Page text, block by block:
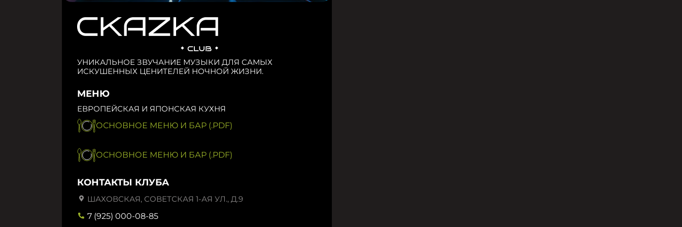
УНИКАЛЬНОЕ ЗВУЧАНИЕ МУЗЫКИ ДЛЯ САМЫХ
ИСКУШЕННЫХ ЦЕНИТЕЛЕЙ НОЧНОЙ ЖИЗНИ.
МЕНЮ
ЕВРОПЕЙСКАЯ И ЯПОНСКАЯ КУХНЯ
ОСНОВНОЕ МЕНЮ И БАР (.PDF)
ОСНОВНОЕ МЕНЮ И БАР (.PDF)
КОНТАКТЫ КЛУБА
ШАХОВСКАЯ, СОВЕТСКАЯ 1-АЯ УЛ., Д.9
7 (925) 000-08-85